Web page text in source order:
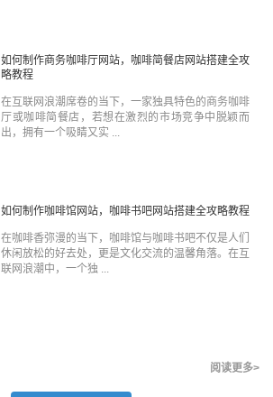
如何制作商务咖啡厅网站，咖啡简餐店网站搭建全攻
略教程
在互联网浪潮席卷的当下，一家独具特色的商务咖啡
厅或咖啡简餐店，若想在激烈的市场竞争中脱颖而
出，拥有一个吸睛又实 ...
如何制作咖啡馆网站，咖啡书吧网站搭建全攻略教程
在咖啡香弥漫的当下，咖啡馆与咖啡书吧不仅是人们
休闲放松的好去处，更是文化交流的温馨角落。在互
联网浪潮中，一个独 ...
阅读更多>